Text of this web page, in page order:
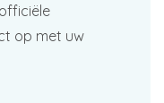
op met uw